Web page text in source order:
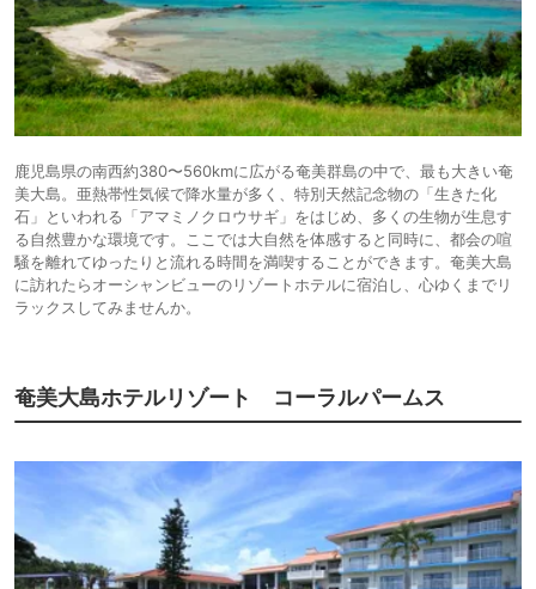
鹿児島県の南西約380〜560kmに広がる奄美群島の中で、最も大きい奄
美大島。亜熱帯性気候で降水量が多く、特別天然記念物の「生きた化
石」といわれる「アマミノクロウサギ」をはじめ、多くの生物が生息す
る自然豊かな環境です。ここでは大自然を体感すると同時に、都会の喧
騒を離れてゆったりと流れる時間を満喫することができます。奄美大島
に訪れたらオーシャンビューのリゾートホテルに宿泊し、心ゆくまでリ
ラックスしてみませんか。
奄美大島ホテルリゾート コーラルパームス